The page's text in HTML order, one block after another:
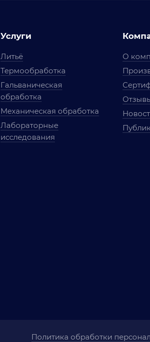
Услуги
Литьё
Термообработка
Гальваническая
обработка
Механическая обработка
Лабораторные
исследования
О
Политика обработки